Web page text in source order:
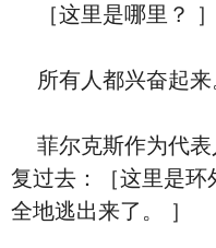
［这里是哪里？ ］
所有人都兴奋起来
菲尔克斯作为代表
复过去：［这里是环
全地逃出来了。 ］